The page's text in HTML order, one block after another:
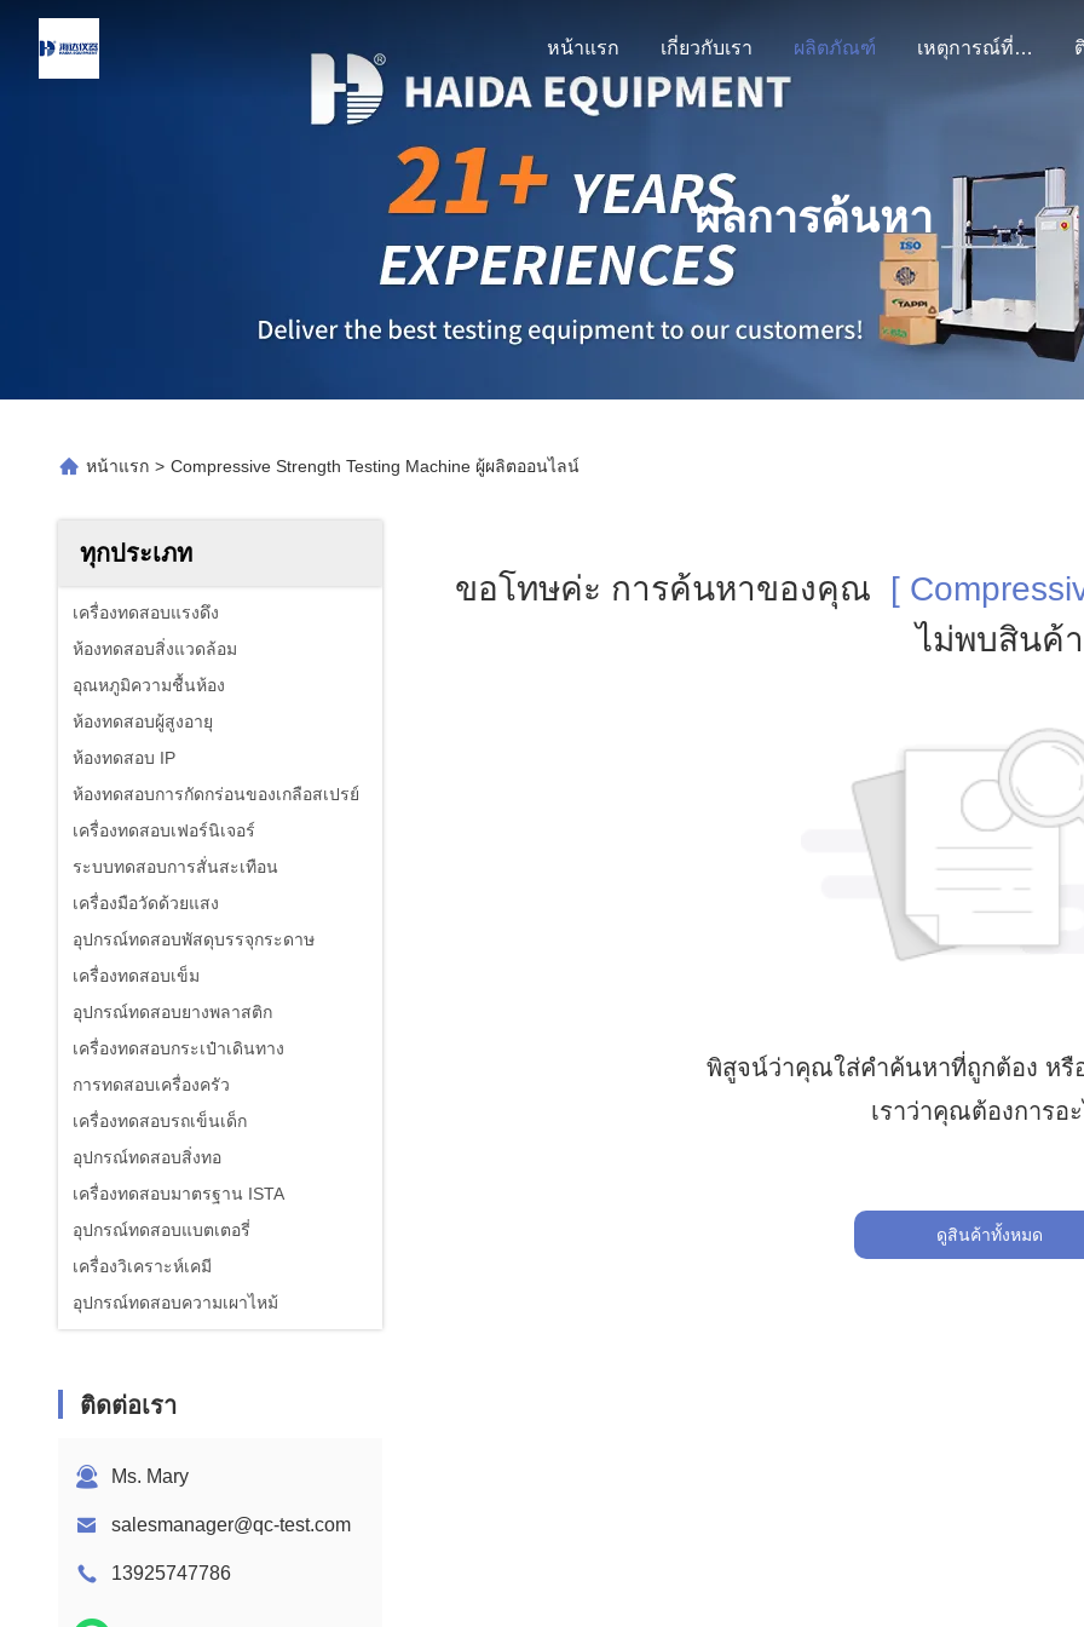
หน้าแรก เกี่ยวกับเรา ผลิตภัณฑ์ เหตุการณ์ที่เกิดขึ้น
ผลการค้นหา
หน้าแรก > Compressive Strength Testing Machine ผู้ผลิตออนไลน์
ทุกประเภท
เครื่องทดสอบแรงดึง
ห้องทดสอบสิ่งแวดล้อม
อุณหภูมิความชื้นห้อง
ห้องทดสอบผู้สูงอายุ
ห้องทดสอบ IP
ห้องทดสอบการกัดกร่อนของเกลือสเปรย์
เครื่องทดสอบเฟอร์นิเจอร์
ระบบทดสอบการสั่นสะเทือน
เครื่องมือวัดด้วยแสง
อุปกรณ์ทดสอบพัสดุบรรจุกระดาษ
เครื่องทดสอบเข็ม
อุปกรณ์ทดสอบยางพลาสติก
เครื่องทดสอบกระเป๋าเดินทาง
การทดสอบเครื่องครัว
เครื่องทดสอบรถเข็นเด็ก
อุปกรณ์ทดสอบสิ่งทอ
เครื่องทดสอบมาตรฐาน ISTA
อุปกรณ์ทดสอบแบตเตอรี่
เครื่องวิเคราะห์เคมี
อุปกรณ์ทดสอบความเผาไหม้
ติดต่อเรา
Ms. Mary
salesmanager@qc-test.com
13925747786
ขอโทษค่ะ การค้นหาของคุณ [
ไม่พบสินค้า
พิสูจน์ว่าคุณใส่คําค้นหาที่ถูกต้อง หรื
เราว่าคุณต้องการอ
ดูสินค้าทั้งหมด